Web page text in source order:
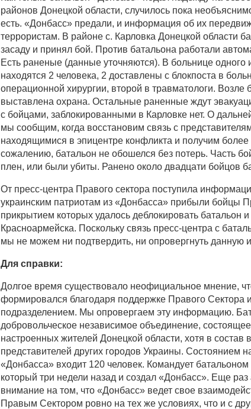
районов Донецкой области, случилось пока
есть. «Донбасс» предали, и информация об их
террористам. В районе с. Карловка Донецкой области
засаду и принял бой. Против батальона работали
Есть раненые (данные уточняются). В больнице одного
находятся 2 человека, 2 доставлены с блокпоста в
операционной хирургии, второй в травматологи.
выставлена охрана. Остальные раненные ждут
с бойцами, заблокированными в Карловке нет. О
мы сообщим, когда восстановим связь с
находящимися в эпицентре конфликта и получим
сожалению, батальон не обошелся без потерь. Часть
плен, или были убиты. Ранено около двадцати бойцов
От пресс-центра Правого сектора поступила
украинским патриотам из «Донбасса» прибыли бойцы
прикрытием которых удалось деблокировать батальон
Красноармейска. Поскольку связь пресс-центра с
мы не можем ни подтвердить, ни опровергнуть данную
Для справки:
Долгое время существовало неофициальное мнение,
формировался благодаря поддержке Правого Сектора
подразделением. Мы опровергаем эту информацию.
добровольческое независимое объединение, состоящее
настроенных жителей Донецкой области, хотя в состав
представителей других городов Украины. Состоянием
«Донбасса» входит 120 человек. Командует
который три недели назад и создал «Донбасс». Еще
внимание на том, что «Донбасс» ведет свое
Правым Сектором ровно на тех же условиях, что и с